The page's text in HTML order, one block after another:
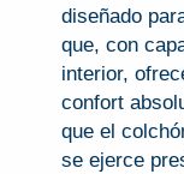
diseñado
que, con
interior,
confort
que el
se ejerce